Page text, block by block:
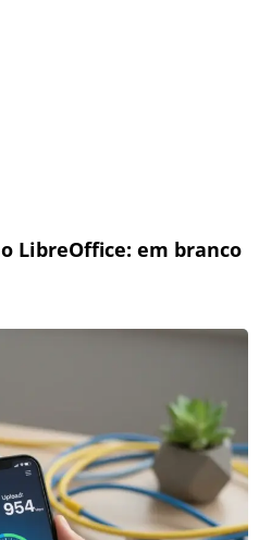
LibreOffice: em branco